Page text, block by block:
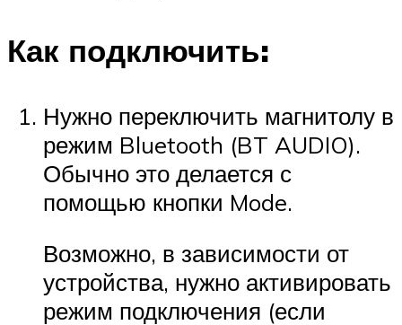
Как подключить:
Нужно переключить магнитолу в
режим Bluetooth (BT AUDIO).
Обычно это делается с
помощью кнопки Mode.
Возможно, в зависимости от
устройства, нужно активировать
режим подключения (если